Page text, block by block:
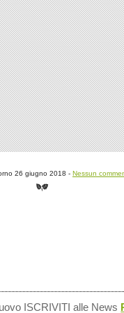
26 giugno 2018 - Nessun
ISCRIVITI alle News